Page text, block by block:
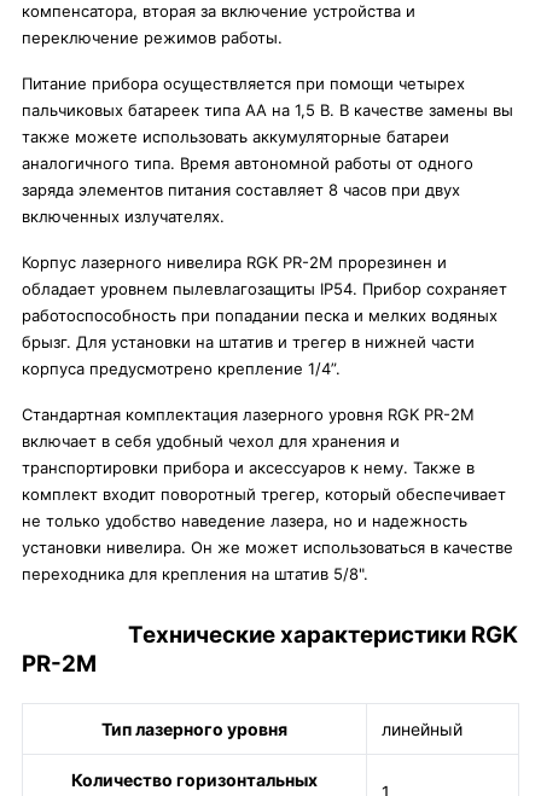
компенсатора, вторая за включение устройства и
переключение режимов работы.
Питание прибора осуществляется при помощи четырех
пальчиковых батареек типа АА на 1,5 В. В качестве замены вы
также можете использовать аккумуляторные батареи
аналогичного типа. Время автономной работы от одного
заряда элементов питания составляет 8 часов при двух
включенных излучателях.
Корпус лазерного нивелира RGK PR-2M прорезинен и
обладает уровнем пылевлагозащиты IP54. Прибор сохраняет
работоспособность при попадании песка и мелких водяных
брызг. Для установки на штатив и трегер в нижней части
корпуса предусмотрено крепление 1/4”.
Стандартная комплектация лазерного уровня RGK PR-2M
включает в себя удобный чехол для хранения и
транспортировки прибора и аксессуаров к нему. Также в
комплект входит поворотный трегер, который обеспечивает
не только удобство наведение лазера, но и надежность
установки нивелира. Он же может использоваться в качестве
переходника для крепления на штатив 5/8".
Технические характеристики RGK
PR-2M
Тип лазерного уровня линейный
Количество горизонтальных
1